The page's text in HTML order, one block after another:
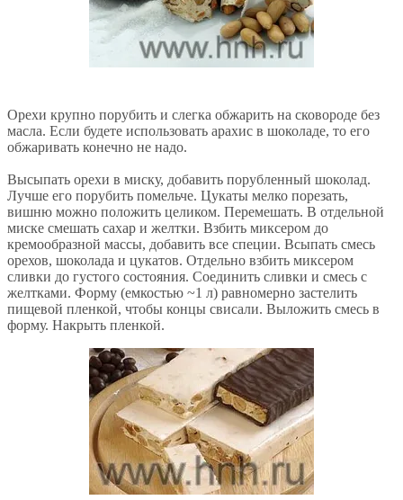
Орехи крупно порубить и слегка обжарить на сковороде без
масла. Если будете использовать арахис в шоколаде, то его
обжаривать конечно не надо.
Высыпать орехи в миску, добавить порубленный шоколад.
Лучше его порубить помельче. Цукаты мелко порезать,
вишню можно положить целиком. Перемешать. В отдельной
миске смешать сахар и желтки. Взбить миксером до
кремообразной массы, добавить все специи. Всыпать смесь
орехов, шоколада и цукатов. Отдельно взбить миксером
сливки до густого состояния. Соединить сливки и смесь с
желтками. Форму (емкостью ~1 л) равномерно застелить
пищевой пленкой, чтобы концы свисали. Выложить смесь в
форму. Накрыть пленкой.